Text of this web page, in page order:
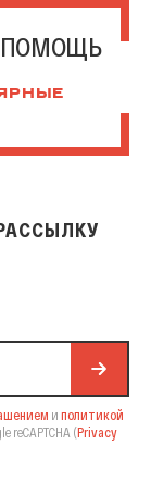
ПОМОЩЬ
и политикой
reCAPTCHA (Privacy